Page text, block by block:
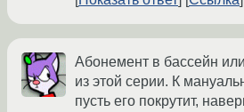
Абонемент в бассейн
из этой серии. К
пусть его покрутит,